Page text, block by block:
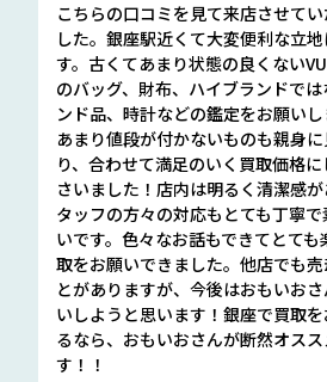
こちらの口コミを見て来店させて
した。銀座駅近くて大変便利な立
す。古くてあまり状態の良くない
のバッグ、財布、ハイブランドでは
ンド品、時計などの鑑定をお願いし
あまり値段が付かないものも親身
り、合わせて満足のいく買取価格
さいました！店内は明るく清潔感
タッフの方々の対応もとても丁寧で
いです。色々なお話もできてとても
取をお願いできました。他店でも売
とがありますが、今後はおもいお
いしようと思います！銀座で買取
るなら、おもいおさんが断然オスス
す！！